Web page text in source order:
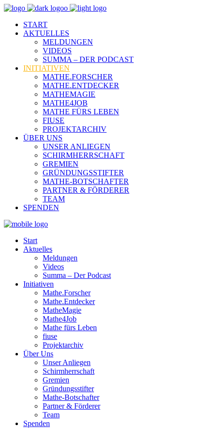
START
AKTUELLES
MELDUNGEN
VIDEOS
SUMMA – DER PODCAST
INITIATIVEN
MATHE.FORSCHER
MATHE.ENTDECKER
MATHEMAGIE
MATHE4JOB
MATHE FÜRS LEBEN
FIUSE
PROJEKTARCHIV
ÜBER UNS
UNSER ANLIEGEN
SCHIRMHERRSCHAFT
GREMIEN
GRÜNDUNGSSTIFTER
MATHE-BOTSCHAFTER
PARTNER & FÖRDERER
TEAM
SPENDEN
Start
Aktuelles
Meldungen
Videos
Summa – Der Podcast
Initiativen
Mathe.Forscher
Mathe.Entdecker
MatheMagie
Mathe4Job
Mathe fürs Leben
fiuse
Projektarchiv
Über Uns
Unser Anliegen
Schirmherrschaft
Gremien
Gründungsstifter
Mathe-Botschafter
Partner & Förderer
Team
Spenden